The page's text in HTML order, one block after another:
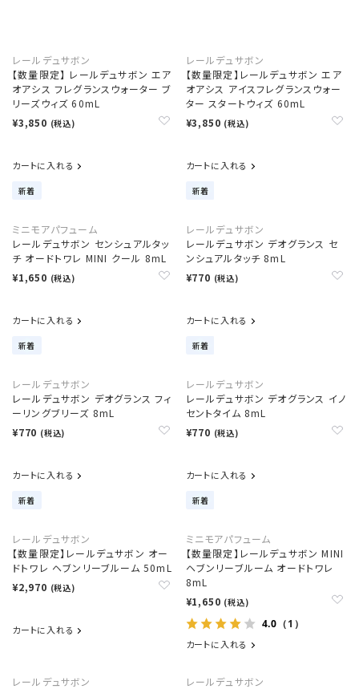
レールデュサボン
【数量限定】 レールデュサボン エア
オアシス フレグランスウォーター ブ
リーズウィズ 60mL
¥3,850 (税込)
カートに入れる
新着
レールデュサボン
【数量限定】レールデュサボン エア
オアシス アイスフレグランスウォー
ター スタートウィズ 60mL
¥3,850 (税込)
カートに入れる
新着
ミニモアパフューム
レールデュサボン センシュアルタッ
チ オードトワレ MINI クール 8mL
¥1,650 (税込)
カートに入れる
新着
レールデュサボン
レールデュサボン デオグランス セ
ンシュアルタッチ 8mL
¥770 (税込)
カートに入れる
新着
レールデュサボン
レールデュサボン デオグランス フィ
ーリングブリーズ 8mL
¥770 (税込)
カートに入れる
新着
レールデュサボン
レールデュサボン デオグランス イノ
セントタイム 8mL
¥770 (税込)
カートに入れる
新着
レールデュサボン
【数量限定】レールデュサボン オー
ドトワレ ヘブンリーブルーム 50mL
¥2,970 (税込)
カートに入れる
ミニモアパフューム
【数量限定】レールデュサボン MINI
ヘブンリーブルーム オードトワレ
8mL
¥1,650 (税込)
4.0 （1）
カートに入れる
レールデュサボン
レールデュサボン